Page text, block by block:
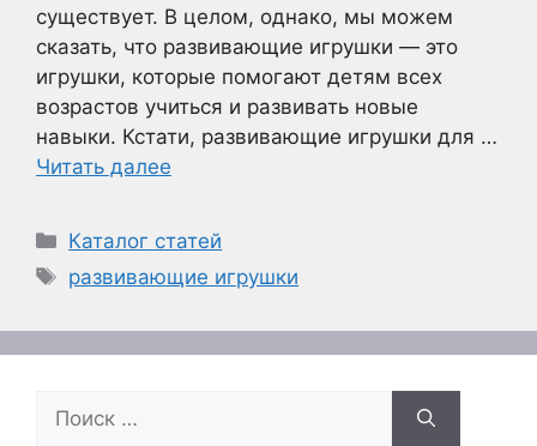
существует. В целом, однако, мы можем
сказать, что развивающие игрушки — это
игрушки, которые помогают детям всех
возрастов учиться и развивать новые
навыки. Кстати, развивающие игрушки для …
Читать далее
Рубрики
Каталог статей
Метки
развивающие игрушки
Поиск: